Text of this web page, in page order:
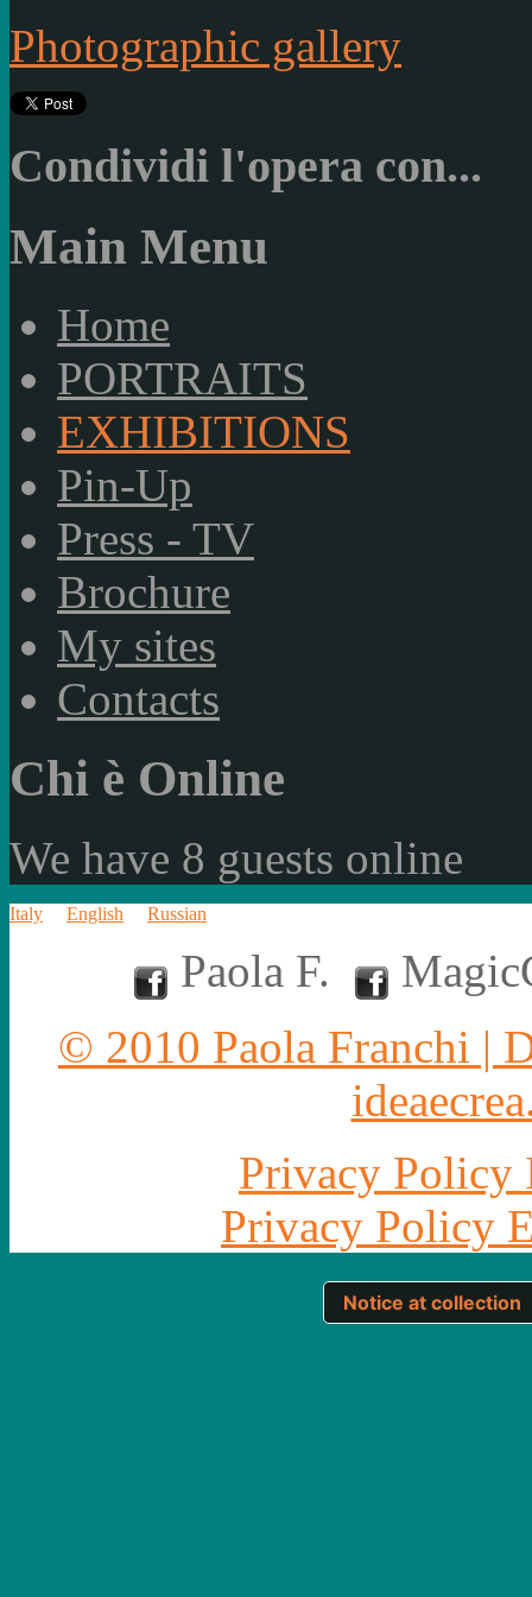
Photographic gallery
Condividi l'opera con...
Main Menu
Home
PORTRAITS
EXHIBITIONS
Pin-Up
Press - TV
Brochure
My sites
Contacts
Chi è Online
We have 8 guests online
Italy English Russian
Paola F.
© 2010 Paola Franchi |
Privacy Policy
Privacy Policy
Notice at collection